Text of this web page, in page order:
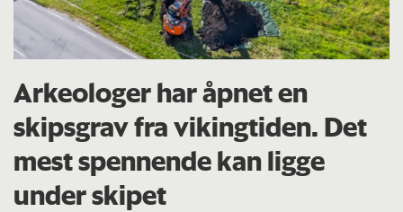
Arkeologer har åpnet en
skipsgrav fra vikingtiden. Det
mest spennende kan ligge
under skipet